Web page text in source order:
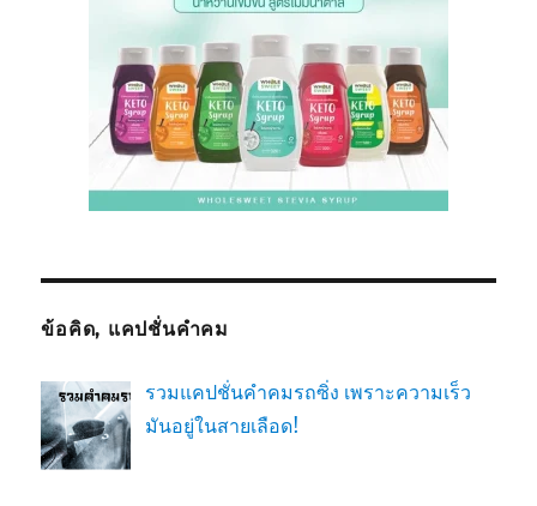
ข้อคิด, แคปชั่นคำคม
รวมแคปชั่นคำคมรถซิ่ง เพราะความเร็ว
มันอยู่ในสายเลือด!